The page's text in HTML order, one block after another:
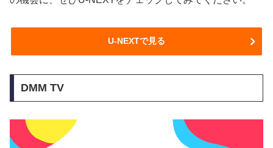
U-NEXTで見る
DMM TV